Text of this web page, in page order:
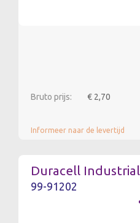
Bruto prijs: € 2,70
Informeer naar de levertijd
Duracell
99-91202